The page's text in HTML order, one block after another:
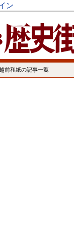
ン
前和紙の記事一覧